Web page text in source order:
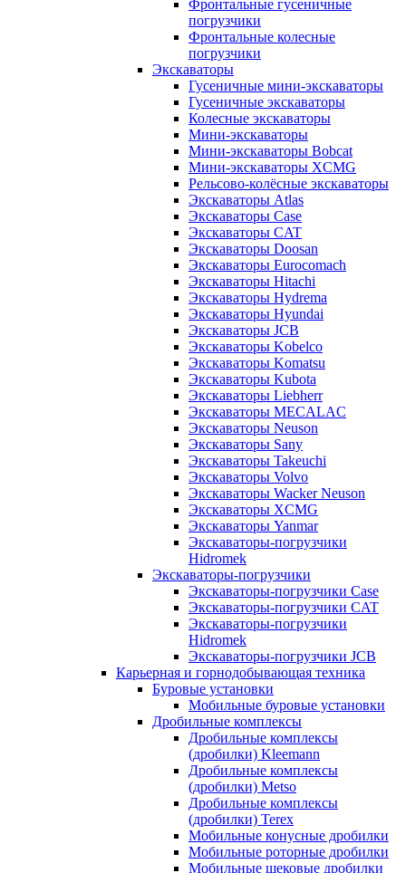
Фронтальные гусеничные
погрузчики
Фронтальные колесные
погрузчики
Экскаваторы
Гусеничные мини-экскаваторы
Гусеничные экскаваторы
Колесные экскаваторы
Мини-экскаваторы
Мини-экскаваторы Bobcat
Мини-экскаваторы XCMG
Рельсово-колёсные экскаваторы
Экскаваторы Atlas
Экскаваторы Case
Экскаваторы CAT
Экскаваторы Doosan
Экскаваторы Eurocomach
Экскаваторы Hitachi
Экскаваторы Hydrema
Экскаваторы Hyundai
Экскаваторы JCB
Экскаваторы Kobelco
Экскаваторы Komatsu
Экскаваторы Kubota
Экскаваторы Liebherr
Экскаваторы MECALAC
Экскаваторы Neuson
Экскаваторы Sany
Экскаваторы Takeuchi
Экскаваторы Volvo
Экскаваторы Wacker Neuson
Экскаваторы XCMG
Экскаваторы Yanmar
Экскаваторы-погрузчики
Hidromek
Экскаваторы-погрузчики
Экскаваторы-погрузчики Case
Экскаваторы-погрузчики CAT
Экскаваторы-погрузчики
Hidromek
Экскаваторы-погрузчики JCB
Карьерная и горнодобывающая техника
Буровые установки
Мобильные буровые установки
Дробильные комплексы
Дробильные комплексы
(дробилки) Kleemann
Дробильные комплексы
(дробилки) Metso
Дробильные комплексы
(дробилки) Terex
Мобильные конусные дробилки
Мобильные роторные дробилки
Мобильные щековые дробилки